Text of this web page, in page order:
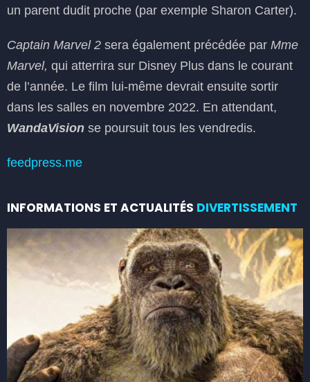
un parent dudit proche (par exemple Sharon Carter).
Captain Marvel 2 sera également précédée par Mme
Marvel, qui atterrira sur Disney Plus dans le courant
de l’année. Le film lui-même devrait ensuite sortir
dans les salles en novembre 2022. En attendant,
WandaVision se poursuit tous les vendredis.
feedpress.me
INFORMATIONS ET ACTUALITÉS DIVERTISSEMENT